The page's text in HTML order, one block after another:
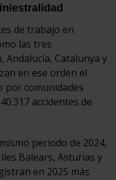
de trabajo en
las tres
Andalucía, Catalunya y
en ese orden el
por comunidades
accidentes de
periodo de 2024,
Balears, Asturias y
en 2025 más